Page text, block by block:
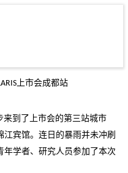
上市会成都站
来到了上市会的第三站城市
宾馆。连日的暴雨并未冲刷
学者、研究人员参加了本次